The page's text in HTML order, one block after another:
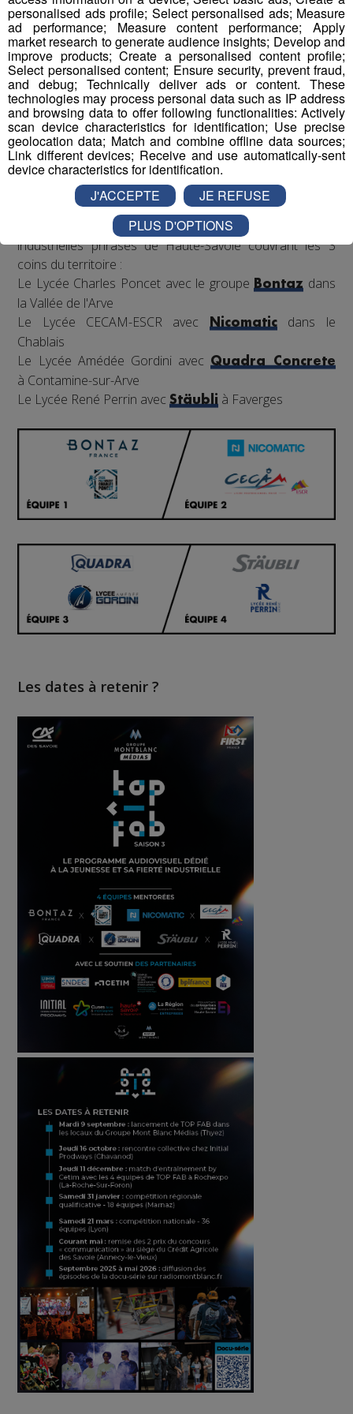
remporter la compétition nationale à Lyon le 22 mars,
ils pourront compter surle coaching de
l’association,et reconnue par la French Fab ; mais
égalementl’accompagnement de leurs entreprises
binômes,présentes en école et en accueillant les
classes pour visites, conseils et fabrication de pièces
nécessaires pour rendre le robot le plus performant
possible en vue de la compétition.
Les binômes ?
4 établissements scolaires avec 4 entreprises
industrielles phrases de Haute-Savoie couvrant les 3
coins du territoire :
Le Lycée Charles Poncet avec le groupeBontaz dans
la Vallée de l'Arve
Le Lycée CECAM-ESCR avec
Nicomaticdans le
Chablais
Le Lycée Amédée Gordini avecQuadra Concrete
à Contamine-sur-Arve
Le Lycée René Perrin avecStäubli à Faverges
Les dates à retenir ?
personalised ads profile; Select personalised ads; Measure
ad performance; Measure content performance; Apply
market research to generate audience insights; Develop and
improve products; Create a personalised content profile;
Select personalised content; Ensure security, prevent fraud,
and debug; Technically deliver ads or content. These
technologies may process personal data such as IP address
and browsing data to offer following functionalities: Actively
scan device characteristics for identification; Use precise
geolocation data; Match and combine offline data sources;
Link different devices; Receive and use automatically-sent
device characteristics for identification.
J'ACCEPTE
JE REFUSE
PLUS D'OPTIONS